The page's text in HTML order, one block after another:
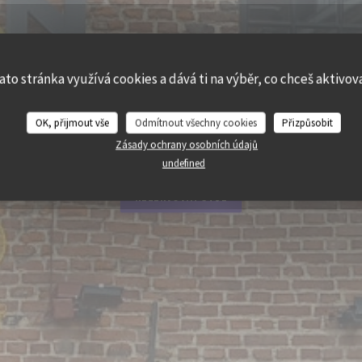
stránka využívá cookies a dává ti na výběr, co chceš
OK, přijmout vše Odmítnout všechny cookies
Přizpůsobit
Zásady ochrany osobních údajů
undefined
LE LION BOSSU
|LILLE